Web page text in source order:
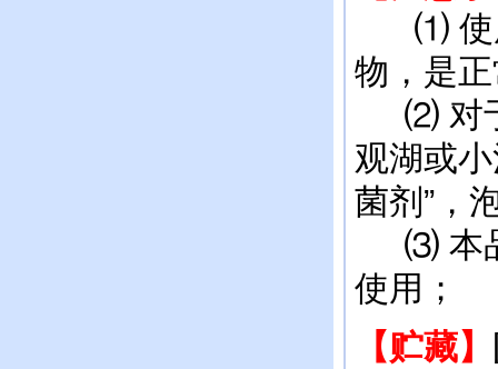
⑴ 使用
物，是
⑵ 对于
观湖或
菌剂”，
⑶ 本品
使用；
【贮藏】